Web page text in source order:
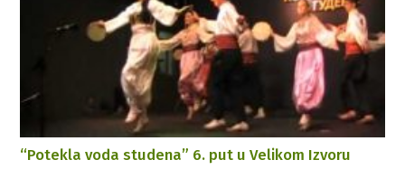
“Potekla voda studena” 6. put u Velikom Izvoru